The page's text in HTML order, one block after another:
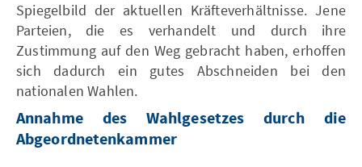
Spiegelbild der aktuellen Kräfteverhältnisse. Jene
Parteien, die es verhandelt und durch ihre
Zustimmung auf den Weg gebracht haben, erhoffen
sich dadurch ein gutes Abschneiden bei den
nationalen Wahlen.
Annahme des Wahlgesetzes durch die
Abgeordnetenkammer